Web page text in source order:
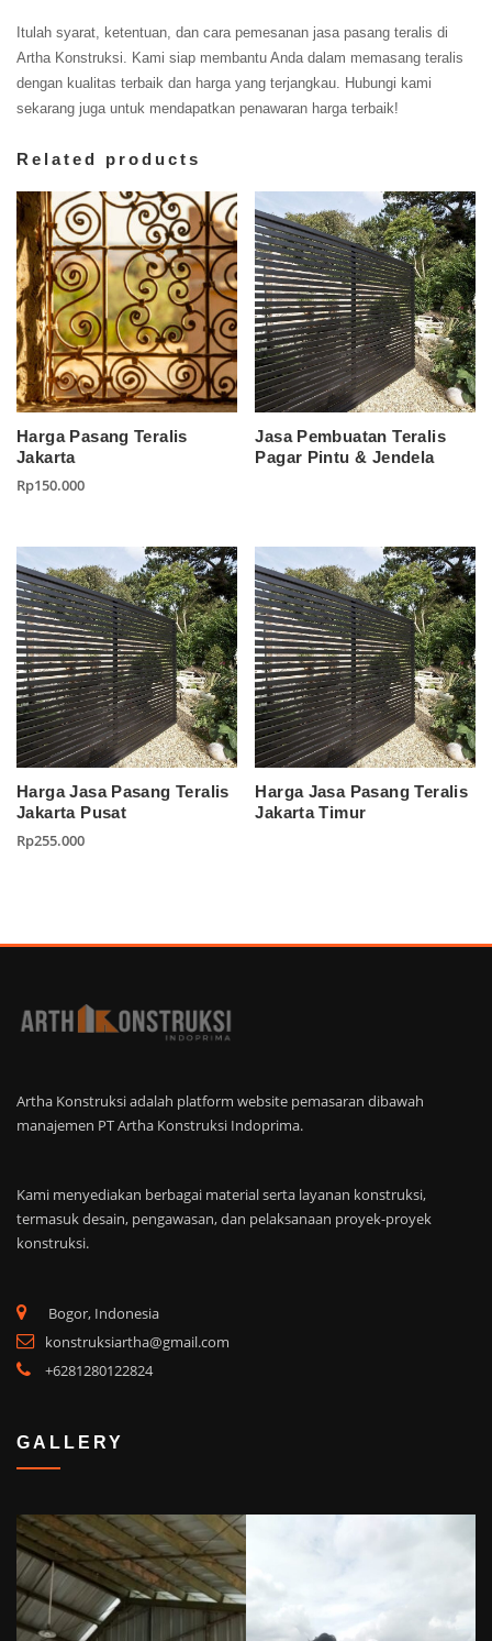
Itulah syarat, ketentuan, dan cara pemesanan jasa pasang teralis di
Artha Konstruksi. Kami siap membantu Anda dalam memasang teralis
dengan kualitas terbaik dan harga yang terjangkau. Hubungi kami
sekarang juga untuk mendapatkan penawaran harga terbaik!
Related products
Harga Pasang Teralis
Jakarta
Rp150.000
Jasa Pembuatan Teralis
Pagar Pintu & Jendela
Harga Jasa Pasang Teralis
Jakarta Pusat
Rp255.000
Harga Jasa Pasang Teralis
Jakarta Timur
Artha Konstruksi adalah platform website pemasaran dibawah
manajemen PT Artha Konstruksi Indoprima.
Kami menyediakan berbagai material serta layanan konstruksi,
termasuk desain, pengawasan, dan pelaksanaan proyek-proyek
konstruksi.
Bogor, Indonesia
konstruksiartha@gmail.com
+6281280122824
GALLERY